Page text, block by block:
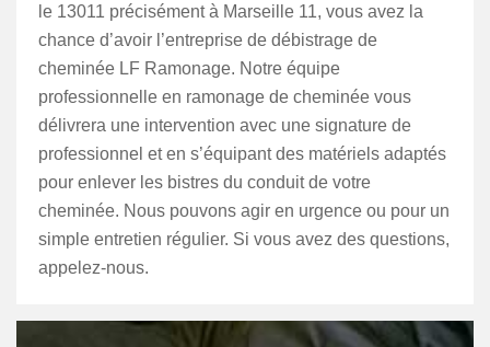
le 13011 précisément à Marseille 11, vous avez la
chance d’avoir l’entreprise de débistrage de
cheminée LF Ramonage. Notre équipe
professionnelle en ramonage de cheminée vous
délivrera une intervention avec une signature de
professionnel et en s’équipant des matériels adaptés
pour enlever les bistres du conduit de votre
cheminée. Nous pouvons agir en urgence ou pour un
simple entretien régulier. Si vous avez des questions,
appelez-nous.